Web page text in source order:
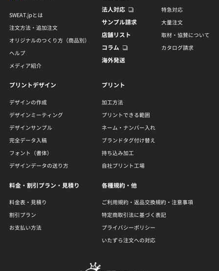
SWEAT.jpとは
注文方法・追加注文
オリジナルのつくり方（商品別）
ヘルプ
メディア紹介
法人対応
サンプル請求
店舗リスト
コラム
海外発送
特急対応
大量注文
取材・協賛について
カタログ請求
プリントデザイン
デザインの作成
デザインミーティング
デザインサンプル
完全データ入稿
フォント（書体）
デザインデータの送り方
プリント
加工方法
プリントできる範囲
ネーム・ナンバー入れ
ブランドタグ付け替え
持ち込み加工
自社プリント工場
料金・割引プラン・見積り
料金表・見積り
割引プラン
お支払い方法
各種規約・他
ご利用規約・返品交換規約・注意事項
特定商取引法に基づく表記
プライバシーポリシー
いたずら注文への対応